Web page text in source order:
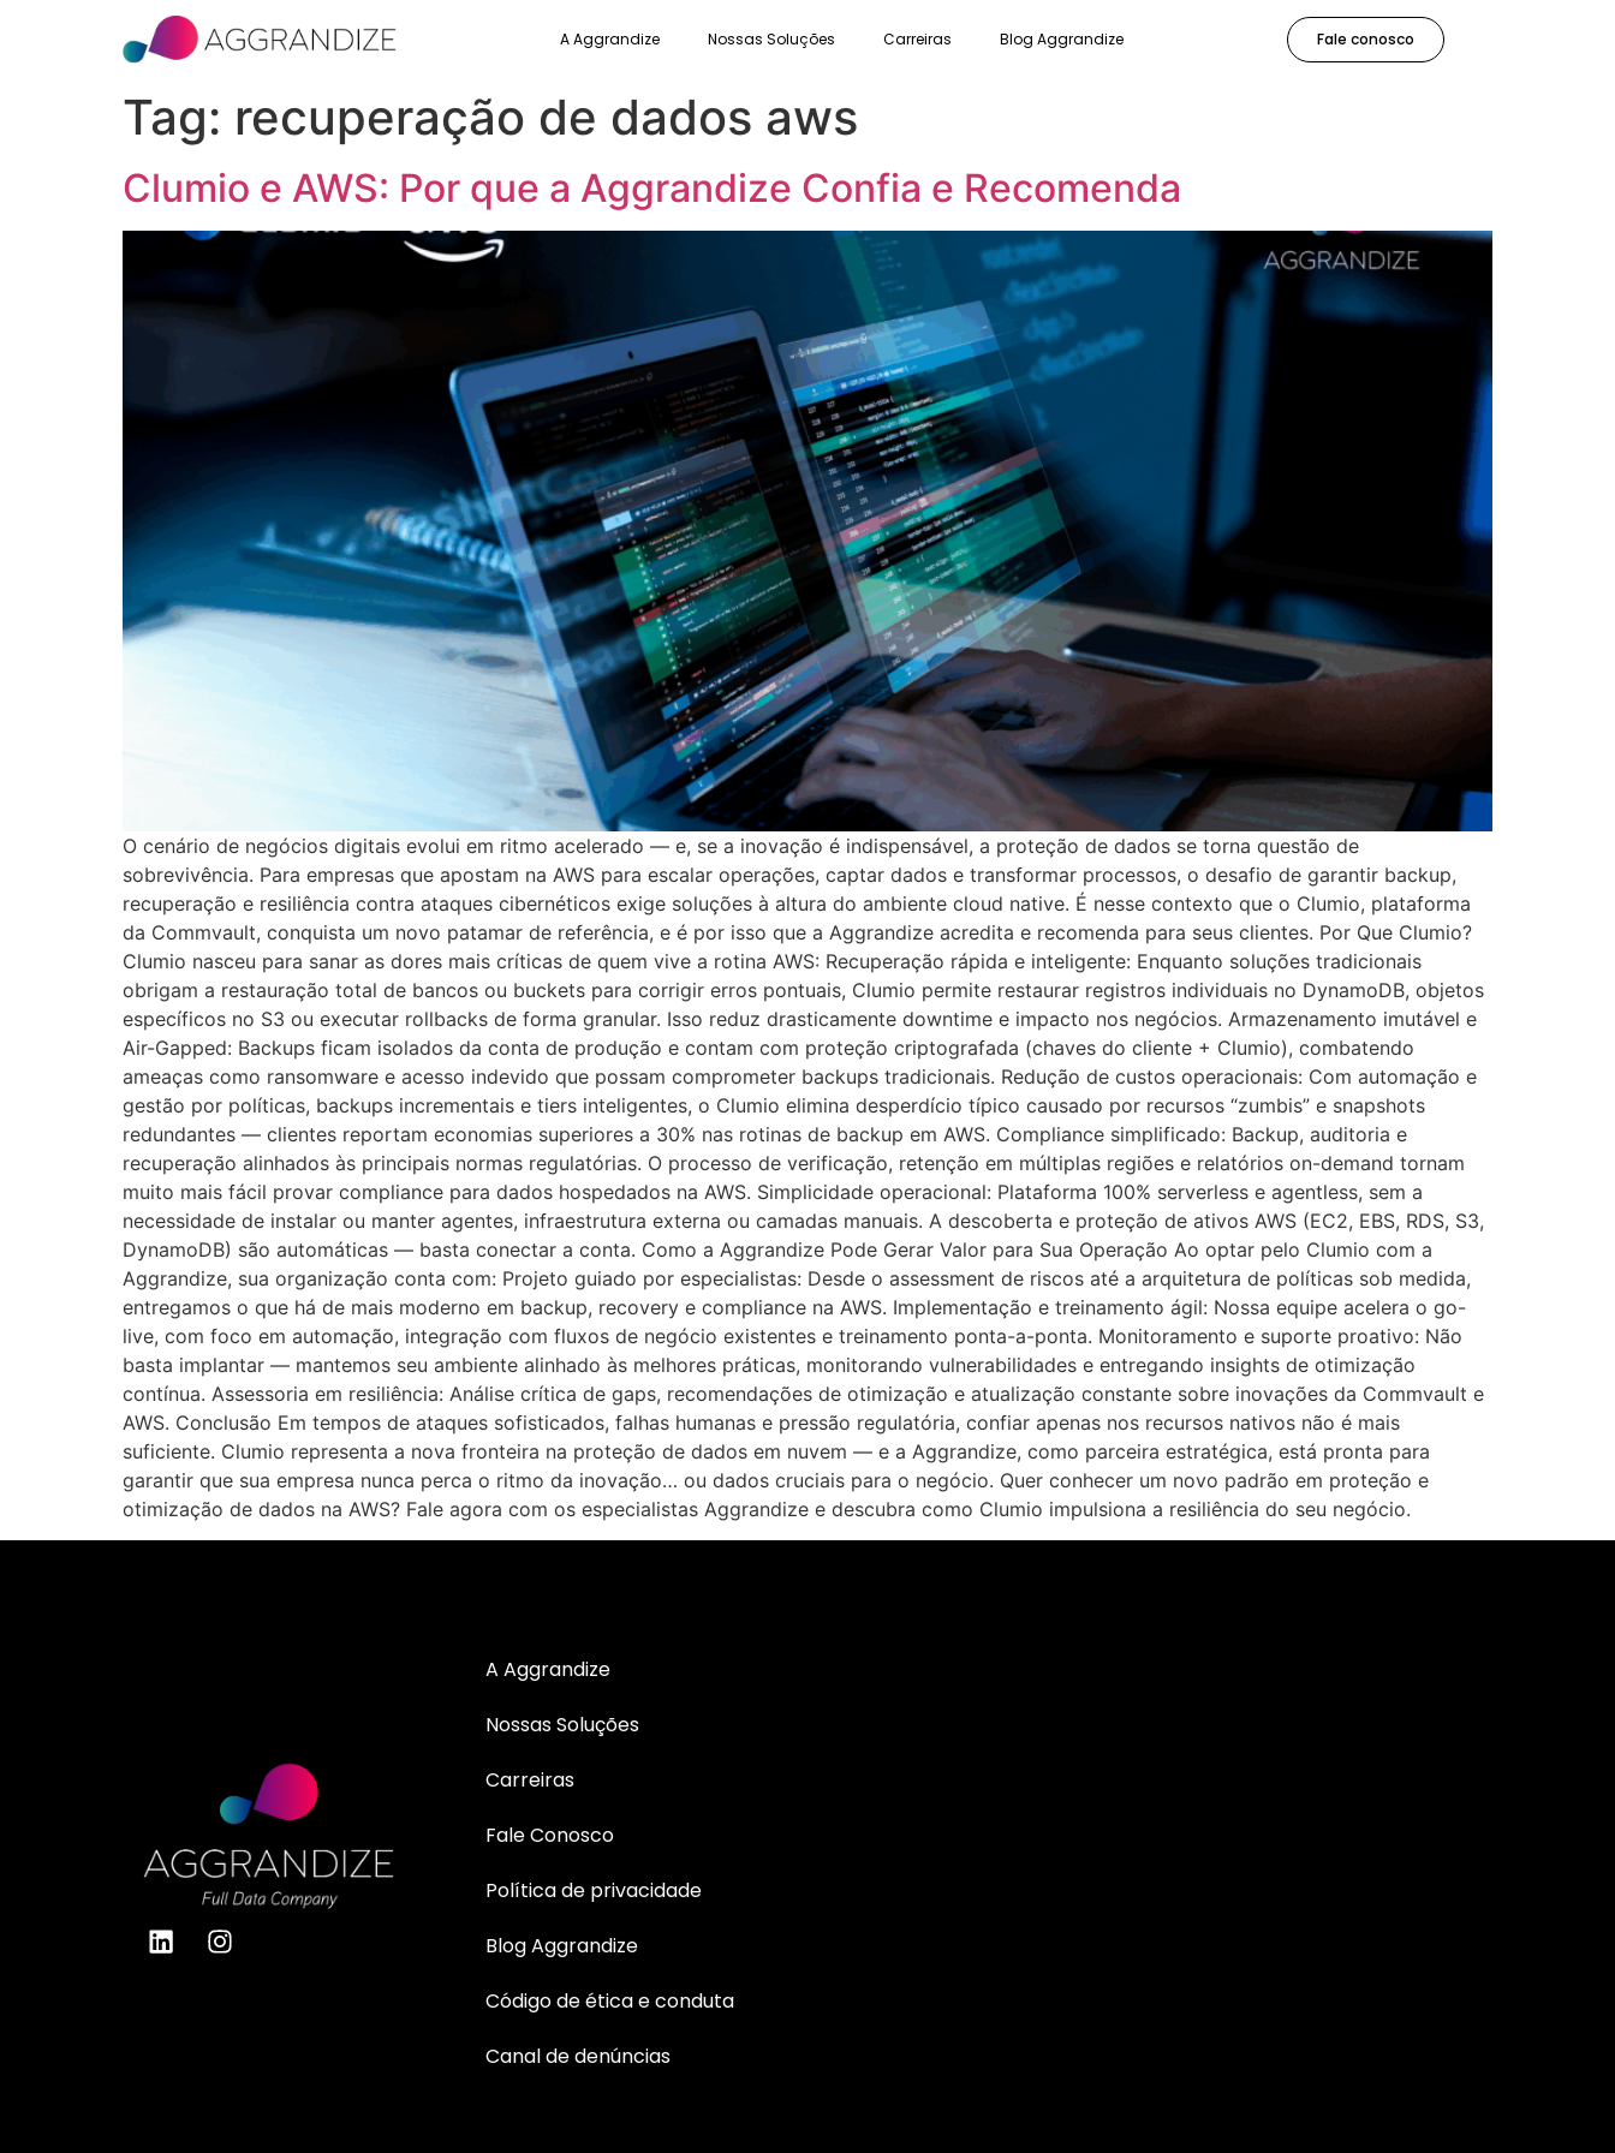
A Aggrandize Nossas Soluções Carreiras Blog Aggrandize Fale conosco
Tag: recuperação de dados aws
Clumio e AWS: Por que a Aggrandize Confia e Recomenda
O cenário de negócios digitais evolui em ritmo acelerado — e, se a inovação é indispensável, a proteção de dados se torna questão de
sobrevivência. Para empresas que apostam na AWS para escalar operações, captar dados e transformar processos, o desafio de garantir backup,
recuperação e resiliência contra ataques cibernéticos exige soluções à altura do ambiente cloud native. É nesse contexto que o Clumio, plataforma
da Commvault, conquista um novo patamar de referência, e é por isso que a Aggrandize acredita e recomenda para seus clientes. Por Que Clumio?
Clumio nasceu para sanar as dores mais críticas de quem vive a rotina AWS: Recuperação rápida e inteligente: Enquanto soluções tradicionais
obrigam a restauração total de bancos ou buckets para corrigir erros pontuais, Clumio permite restaurar registros individuais no DynamoDB, objetos
específicos no S3 ou executar rollbacks de forma granular. Isso reduz drasticamente downtime e impacto nos negócios. Armazenamento imutável e
Air-Gapped: Backups ficam isolados da conta de produção e contam com proteção criptografada (chaves do cliente + Clumio), combatendo
ameaças como ransomware e acesso indevido que possam comprometer backups tradicionais. Redução de custos operacionais: Com automação e
gestão por políticas, backups incrementais e tiers inteligentes, o Clumio elimina desperdício típico causado por recursos “zumbis” e snapshots
redundantes — clientes reportam economias superiores a 30% nas rotinas de backup em AWS. Compliance simplificado: Backup, auditoria e
recuperação alinhados às principais normas regulatórias. O processo de verificação, retenção em múltiplas regiões e relatórios on-demand tornam
muito mais fácil provar compliance para dados hospedados na AWS. Simplicidade operacional: Plataforma 100% serverless e agentless, sem a
necessidade de instalar ou manter agentes, infraestrutura externa ou camadas manuais. A descoberta e proteção de ativos AWS (EC2, EBS, RDS, S3,
DynamoDB) são automáticas — basta conectar a conta. Como a Aggrandize Pode Gerar Valor para Sua Operação Ao optar pelo Clumio com a
Aggrandize, sua organização conta com: Projeto guiado por especialistas: Desde o assessment de riscos até a arquitetura de políticas sob medida,
entregamos o que há de mais moderno em backup, recovery e compliance na AWS. Implementação e treinamento ágil: Nossa equipe acelera o go-
live, com foco em automação, integração com fluxos de negócio existentes e treinamento ponta-a-ponta. Monitoramento e suporte proativo: Não
basta implantar — mantemos seu ambiente alinhado às melhores práticas, monitorando vulnerabilidades e entregando insights de otimização
contínua. Assessoria em resiliência: Análise crítica de gaps, recomendações de otimização e atualização constante sobre inovações da Commvault e
AWS. Conclusão Em tempos de ataques sofisticados, falhas humanas e pressão regulatória, confiar apenas nos recursos nativos não é mais
suficiente. Clumio representa a nova fronteira na proteção de dados em nuvem — e a Aggrandize, como parceira estratégica, está pronta para
garantir que sua empresa nunca perca o ritmo da inovação… ou dados cruciais para o negócio. Quer conhecer um novo padrão em proteção e
otimização de dados na AWS? Fale agora com os especialistas Aggrandize e descubra como Clumio impulsiona a resiliência do seu negócio.
A Aggrandize
Nossas Soluções
Carreiras
Fale Conosco
Política de privacidade
Blog Aggrandize
Código de ética e conduta
Canal de denúncias